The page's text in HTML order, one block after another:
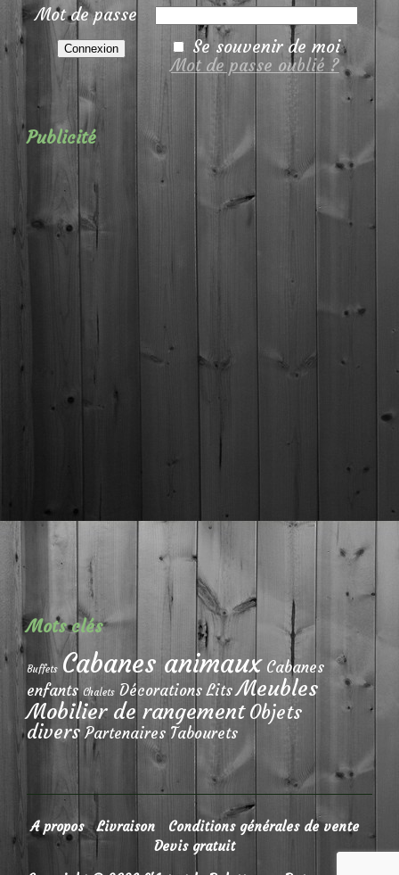
Mot de passe
Se souvenir de moi
Mot de passe oublié ?
Publicité
Mots clés
Buffets Cabanes animaux Cabanes
enfants Chalets Décorations Lits Meubles
Mobilier de rangement Objets
divers Partenaires Tabourets
A propos Livraison
Conditions générales de vente
Devis gratuit